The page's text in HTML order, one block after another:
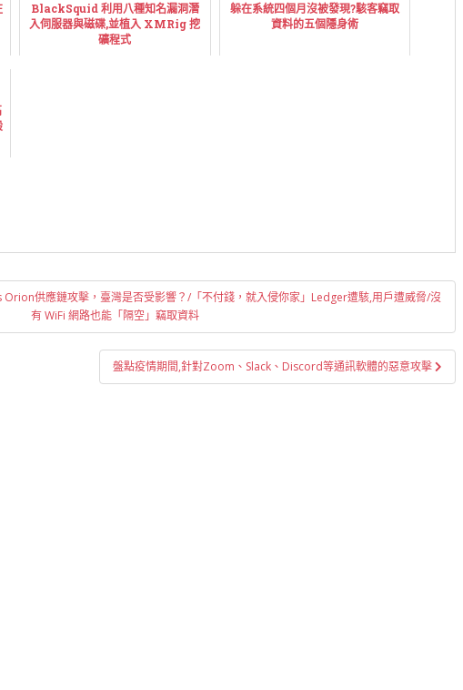
BlackSquid 利用八種知名漏洞潛
入伺服器與磁碟,並植入 XMRig 挖
礦程式
躲在系統四個月沒被發現?駭客竊取
資料的五個隱身術
Orion供應鏈攻擊，臺灣是否受影響？/「不付錢，就入侵你家」Ledger遭駭,用戶遭威脅/沒
有 WiFi 網路也能「隔空」竊取資料
盤點疫情期間,針對Zoom、Slack、Discord等通訊軟體的惡意攻擊